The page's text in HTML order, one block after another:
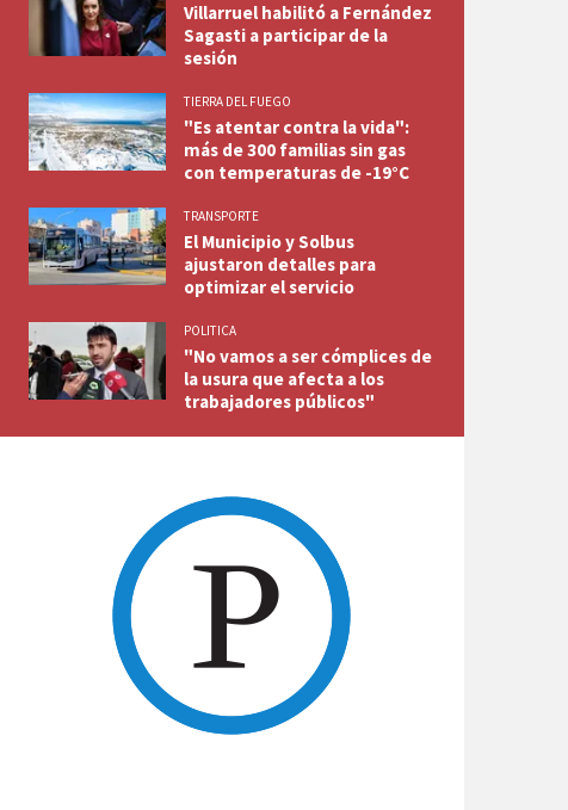
Villarruel habilitó a Fernández
Sagasti a participar de la
sesión
TIERRA DEL FUEGO
"Es atentar contra la vida":
más de 300 familias sin gas
con temperaturas de -19°C
TRANSPORTE
El Municipio y Solbus
ajustaron detalles para
optimizar el servicio
POLITICA
"No vamos a ser cómplices de
la usura que afecta a los
trabajadores públicos"